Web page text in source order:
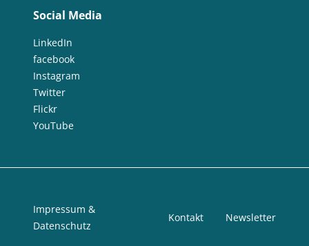
Social Media
LinkedIn
facebook
Instagram
Twitter
Flickr
YouTube
Impressum &
Datenschutz
Kontakt Newsletter